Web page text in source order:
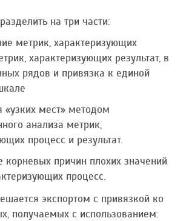
на три части:
метрик, характеризующих
характеризующих результат, в
рядов и привязка к единой
«узких мест» методом
анализа метрик,
процесс и результат.
корневых причин плохих значений
процесс.
экспортом с привязкой ко
получаемых с использованием: